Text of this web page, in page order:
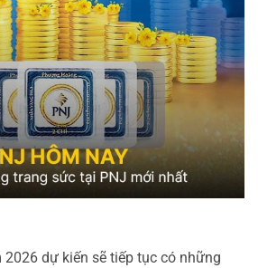
dự kiến sẽ tiếp tục có những